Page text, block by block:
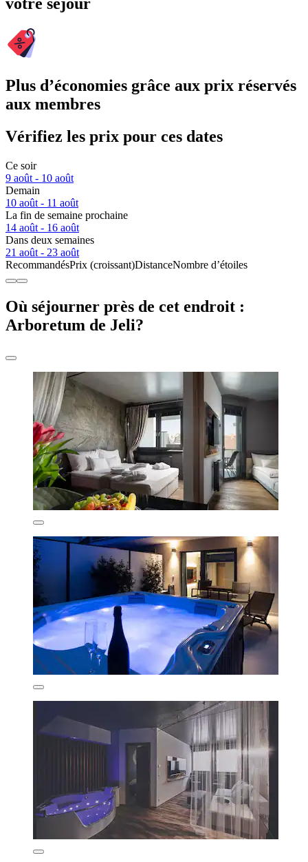
Plus d’économies grâce aux prix réservés
aux membres
Vérifiez les prix pour ces dates
Ce soir
9 août - 10 août
Demain
10 août - 11 août
La fin de semaine prochaine
14 août - 16 août
Dans deux semaines
21 août - 23 août
RecommandésPrix (croissant)DistanceNombre d’étoiles
Où séjourner près de cet endroit :
Arboretum de Jeli?